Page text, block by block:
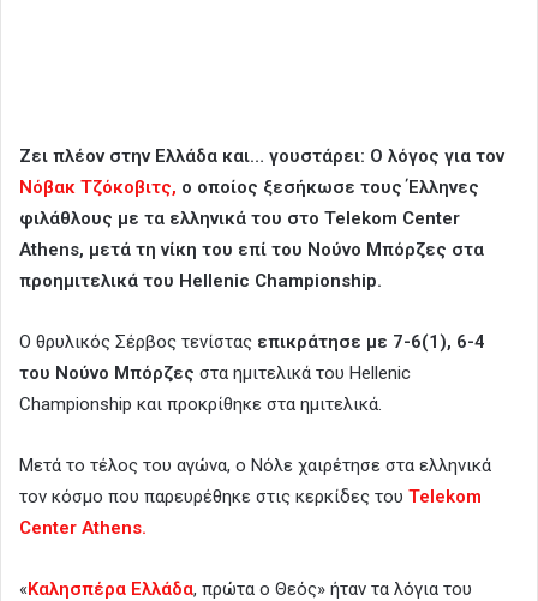
Ζει πλέον στην Ελλάδα και… γουστάρει: Ο λόγος για τον
Νόβακ Τζόκοβιτς, ο οποίος ξεσήκωσε τους Έλληνες
φιλάθλους με τα ελληνικά του στο Telekom Center
Athens, μετά τη νίκη του επί του Νούνο Μπόρζες στα
προημιτελικά του Hellenic Championship.
Ο θρυλικός Σέρβος τενίστας επικράτησε με 7-6(1), 6-4
του Νούνο Μπόρζες στα ημιτελικά του Hellenic
Championship και προκρίθηκε στα ημιτελικά.
Μετά το τέλος του αγώνα, ο Νόλε χαιρέτησε στα ελληνικά
τον κόσμο που παρευρέθηκε στις κερκίδες του Telekom
Center Athens.
«Καλησπέρα Ελλάδα, πρώτα ο Θεός» ήταν τα λόγια του